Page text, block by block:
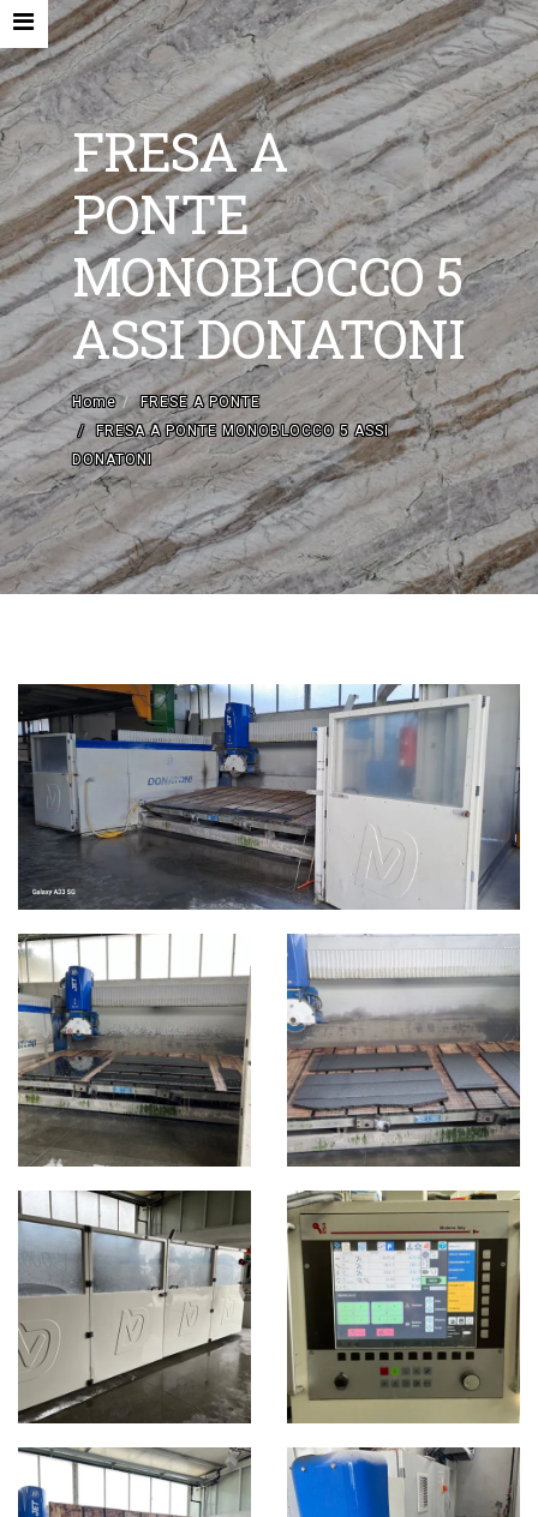
HOME
AZIENDA
MACCHINE NUOVE E ACCESSORI
MACCHINE USATE
CONTATTI
EN
IT
CATEGORIE
FRESA A
PONTE
MONOBLOCCO 5
ASSI DONATONI
Home
FRESE A PONTE
FRESA A PONTE MONOBLOCCO 5 ASSI
DONATONI